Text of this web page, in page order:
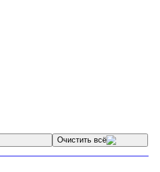
Очистить всё